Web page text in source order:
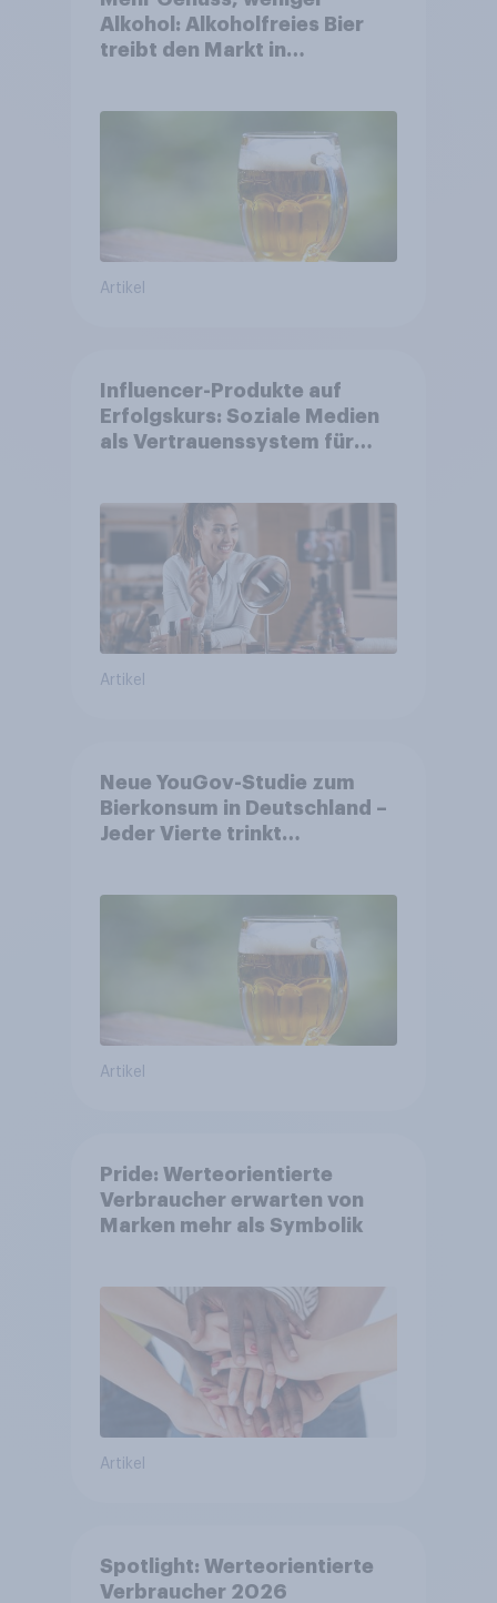
Alkohol: Alkoholfreies Bier
treibt den Markt in
Artikel
Influencer-Produkte auf
Erfolgskurs: Soziale Medien
als Vertrauenssystem für
Artikel
Neue YouGov-Studie zum
Bierkonsum in Deutschland –
Jeder Vierte trinkt
wächst um über 23 Prozent
Artikel
Pride: Werteorientierte
Verbraucher erwarten von
Marken mehr als Symbolik
Artikel
Spotlight: Werteorientierte
Verbraucher 2026